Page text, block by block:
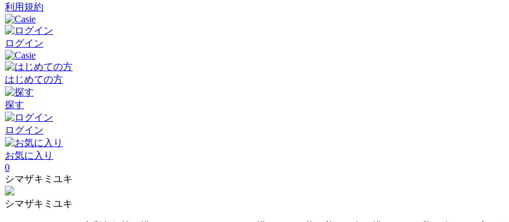
利用規約
ログイン
はじめての方
探す
ログイン
お気に入り
0
シマザキミユキ
シマザキミユキ